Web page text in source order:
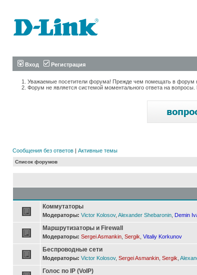
Вход Регистрация
Уважаемые посетители форума! Прежде чем помещать в форум
Форум не является системой моментального ответа на
Сообщения без ответов | Активные темы
Список форумов
Коммутаторы
Модераторы: Victor Kolosov, Alexander Shebaronin Demin
Маршрутизаторы и Firewall
Модераторы: Sergei Asmankin Sergik Vitaliy Korkunov
Беспроводные сети
Модераторы: Victor Kolosov, Sergei Asmankin Sergik
Голос по IP (VoIP)